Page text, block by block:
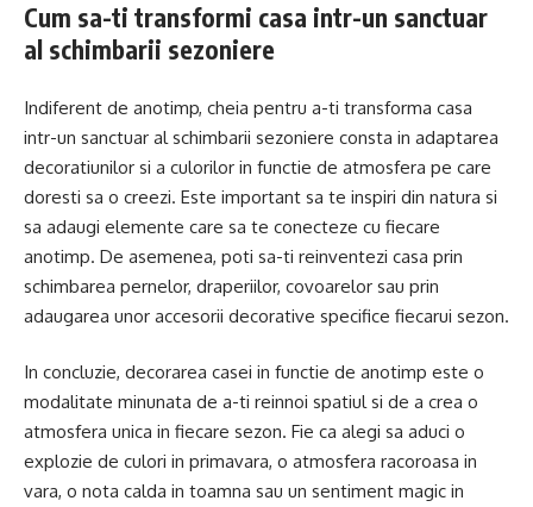
Cum sa-ti transformi casa intr-un sanctuar
al schimbarii sezoniere
Indiferent de anotimp, cheia pentru a-ti transforma casa
intr-un sanctuar al schimbarii sezoniere consta in adaptarea
decoratiunilor si a culorilor in functie de atmosfera pe care
doresti sa o creezi. Este important sa te inspiri din natura si
sa adaugi elemente care sa te conecteze cu fiecare
anotimp. De asemenea, poti sa-ti reinventezi casa prin
schimbarea pernelor, draperiilor, covoarelor sau prin
adaugarea unor accesorii decorative specifice fiecarui sezon.
In concluzie, decorarea casei in functie de anotimp este o
modalitate minunata de a-ti reinnoi spatiul si de a crea o
atmosfera unica in fiecare sezon. Fie ca alegi sa aduci o
explozie de culori in primavara, o atmosfera racoroasa in
vara, o nota calda in toamna sau un sentiment magic in